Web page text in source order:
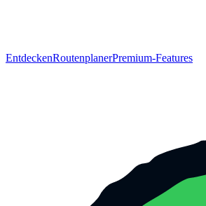
EntdeckenRoutenplanerPremium-Features